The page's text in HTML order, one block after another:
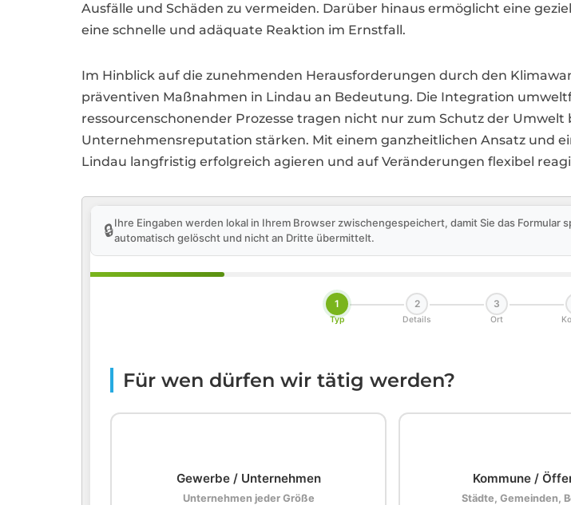
Ausfälle und Schäden zu vermeiden. Darüber hinaus ermöglicht eine
eine schnelle und adäquate Reaktion im Ernstfall.
Im Hinblick auf die zunehmenden Herausforderungen durch den
präventiven Maßnahmen in Lindau an Bedeutung. Die Integration
ressourcenschonender Prozesse tragen nicht nur zum Schutz der
Unternehmensreputation stärken. Mit einem ganzheitlichen Ansatz und
Lindau langfristig erfolgreich agieren und auf Veränderungen flexibel
🔒Ihre Eingaben werden lokal in Ihrem Browser zwischengespeichert, damit Sie das Formular
automatisch gelöscht und nicht an Dritte übermittelt.
1
Typ
2
Details
3
Ort
Für wen dürfen wir tätig werden?
Gewerbe / Unternehmen
Unternehmen jeder Größe
Kommune /
Städte, Gemeinden,